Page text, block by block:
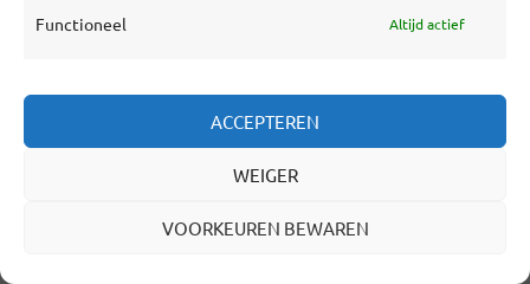
Functioneel Altijd actief
ACCEPTEREN
WEIGER
VOORKEUREN BEWAREN
voor musea. Marketeers benadrukken de
sterke branding. Objecten die niet langer
passen bij de nieuwe visie van... Lees verder